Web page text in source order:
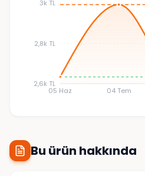
05 Haz 04 Tem
2,6k TL
2,8k TL
3k TL
Bu ürün hakkında